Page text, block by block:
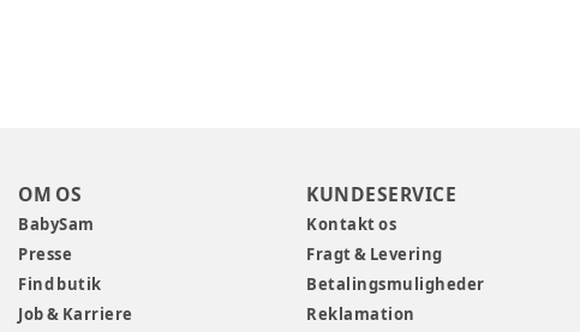
OM OS
BabySam
Presse
Find butik
Job & Karriere
KUNDESERVICE
Kontakt os
Fragt & Levering
Betalingsmuligheder
Reklamation